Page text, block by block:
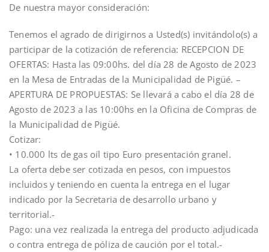
De nuestra mayor consideración:
Tenemos el agrado de dirigirnos a Usted(s) invitándolo(s) a
participar de la cotización de referencia: RECEPCION DE
OFERTAS: Hasta las 09:00hs. del día 28 de Agosto de 2023
en la Mesa de Entradas de la Municipalidad de Pigüé. –
APERTURA DE PROPUESTAS: Se llevará a cabo el día 28 de
Agosto de 2023 a las 10:00hs en la Oficina de Compras de
la Municipalidad de Pigüé.
Cotizar:
• 10.000 lts de gas oíl tipo Euro presentación granel.
La oferta debe ser cotizada en pesos, con impuestos
incluidos y teniendo en cuenta la entrega en el lugar
indicado por la Secretaria de desarrollo urbano y
territorial.-
Pago: una vez realizada la entrega del producto adjudicada
o contra entrega de póliza de caución por el total.-